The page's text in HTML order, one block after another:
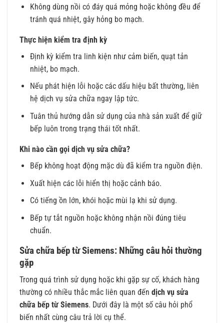
Không dùng nồi có đáy quá mỏng hoặc không đều để
tránh quá nhiệt, gây hỏng bo mạch.
Thực hiện kiểm tra định kỳ
Định kỳ kiểm tra linh kiện như cảm biến, quạt tản
nhiệt, bo mạch.
Nếu phát hiện lỗi hoặc các dấu hiệu bất thường, liên
hệ dịch vụ sửa chữa ngay lập tức.
Tuân thủ hướng dẫn sử dụng của nhà sản xuất để giữ
bếp luôn trong trạng thái tốt nhất.
Khi nào cần gọi dịch vụ sửa chữa?
Bếp không hoạt động mặc dù đã kiểm tra nguồn điện.
Xuất hiện các lỗi hiển thị hoặc cảnh báo.
Có tiếng ồn lớn, khói hoặc mùi lạ khi sử dụng.
Bếp tự tắt nguồn hoặc không nhận nồi đúng tiêu
chuẩn.
Sửa chữa bếp từ Siemens: Những câu hỏi thường
gặp
Trong quá trình sử dụng hoặc khi gặp sự cố, khách hàng
thường có nhiều thắc mắc liên quan đến dịch vụ sửa
chữa bếp từ Siemens. Dưới đây là một số câu hỏi phổ
biến nhất cùng câu trả lời cụ thể.